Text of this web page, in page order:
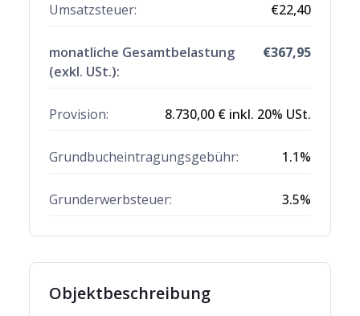
Umsatzsteuer: €22,40
monatliche Gesamtbelastung
(exkl. USt.):
€367,95
Provision: 8.730,00 € inkl. 20% USt.
Grundbucheintragungsgebühr: 1.1%
Grunderwerbsteuer: 3.5%
Objektbeschreibung